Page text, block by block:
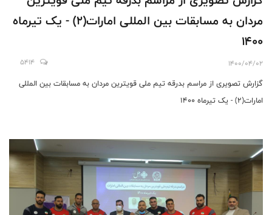
مردان به مسابقات بین المللی امارات(2) - یک تیرماه
1400
1400/04/02
5414
گزارش تصویری از مراسم بدرقه تیم ملی قویترین مردان به مسابقات بین المللی
امارات(2) - یک تیرماه 1400